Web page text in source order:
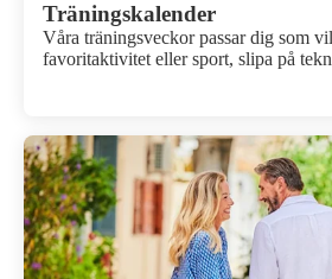
Träningskalender
Våra träningsveckor passar dig som
favoritaktivitet eller sport, slipa på